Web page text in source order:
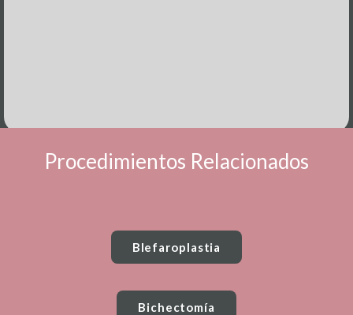
Procedimientos Relacionados
Blefaroplastia
Bichectomía